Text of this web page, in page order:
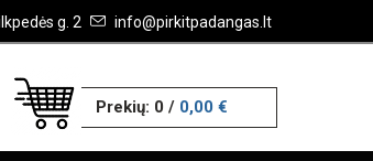
g. 2 info@pirkitpadangas.lt
Prekių: 0/ 0,00 €